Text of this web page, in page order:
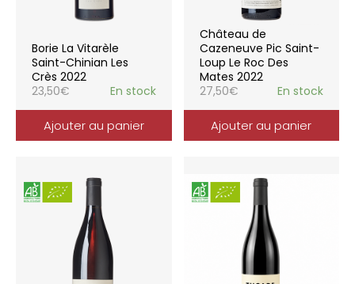
Borie La Vitarèle
Saint-Chinian Les
Crès 2022
23,50€ En stock
Ajouter au panier
Château de
Cazeneuve Pic Saint-
Loup Le Roc Des
Mates 2022
27,50€ En stock
Ajouter au panier